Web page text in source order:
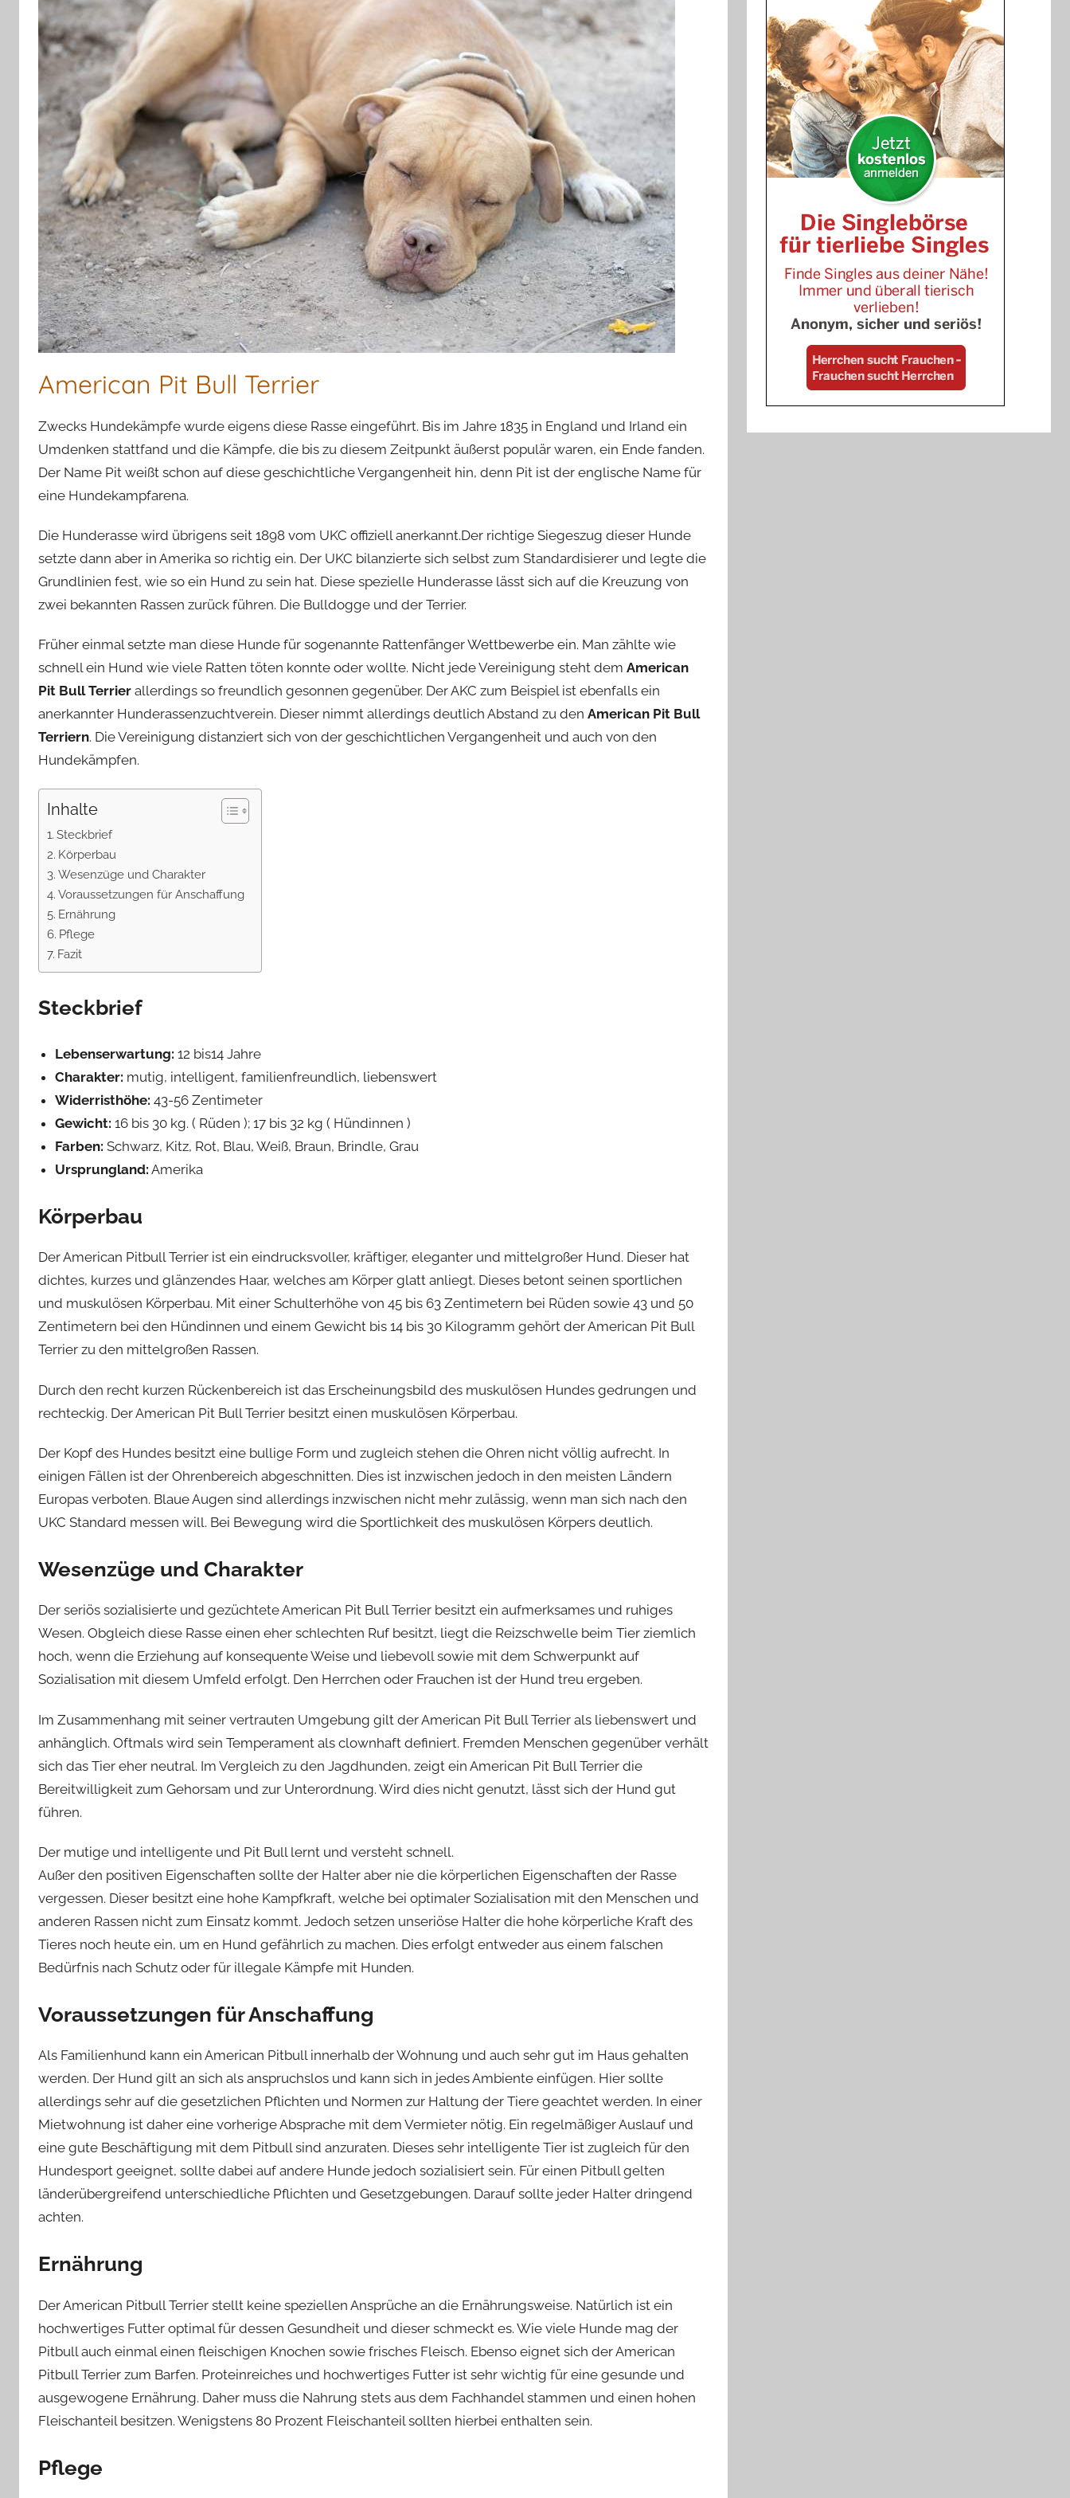
American Pit Bull Terrier
Zwecks Hundekämpfe wurde eigens diese Rasse eingeführt. Bis im Jahre 1835 in England und Irland ein
Umdenken stattfand und die Kämpfe, die bis zu diesem Zeitpunkt äußerst populär waren, ein Ende fanden.
Der Name Pit weißt schon auf diese geschichtliche Vergangenheit hin, denn Pit ist der englische Name für
eine Hundekampfarena.
Die Hunderasse wird übrigens seit 1898 vom UKC offiziell anerkannt.Der richtige Siegeszug dieser Hunde
setzte dann aber in Amerika so richtig ein. Der UKC bilanzierte sich selbst zum Standardisierer und legte die
Grundlinien fest, wie so ein Hund zu sein hat. Diese spezielle Hunderasse lässt sich auf die Kreuzung von
zwei bekannten Rassen zurück führen. Die Bulldogge und der Terrier.
Früher einmal setzte man diese Hunde für sogenannte Rattenfänger Wettbewerbe ein. Man zählte wie
schnell ein Hund wie viele Ratten töten konnte oder wollte. Nicht jede Vereinigung steht dem American
Pit Bull Terrier allerdings so freundlich gesonnen gegenüber. Der AKC zum Beispiel ist ebenfalls ein
anerkannter Hunderassenzuchtverein. Dieser nimmt allerdings deutlich Abstand zu den American Pit Bull
Terriern. Die Vereinigung distanziert sich von der geschichtlichen Vergangenheit und auch von den
Hundekämpfen.
Inhalte
Steckbrief
Körperbau
Wesenzüge und Charakter
Voraussetzungen für Anschaffung
Ernährung
Pflege
Fazit
Steckbrief
Lebenserwartung: 12 bis14 Jahre
Charakter: mutig, intelligent, familienfreundlich, liebenswert
Widerristhöhe: 43-56 Zentimeter
Gewicht: 16 bis 30 kg. ( Rüden ); 17 bis 32 kg ( Hündinnen )
Farben: Schwarz, Kitz, Rot, Blau, Weiß, Braun, Brindle, Grau
Ursprungland: Amerika
Körperbau
Der American Pitbull Terrier ist ein eindrucksvoller, kräftiger, eleganter und mittelgroßer Hund. Dieser hat
dichtes, kurzes und glänzendes Haar, welches am Körper glatt anliegt. Dieses betont seinen sportlichen
und muskulösen Körperbau. Mit einer Schulterhöhe von 45 bis 63 Zentimetern bei Rüden sowie 43 und 50
Zentimetern bei den Hündinnen und einem Gewicht bis 14 bis 30 Kilogramm gehört der American Pit Bull
Terrier zu den mittelgroßen Rassen.
Durch den recht kurzen Rückenbereich ist das Erscheinungsbild des muskulösen Hundes gedrungen und
rechteckig. Der American Pit Bull Terrier besitzt einen muskulösen Körperbau.
Der Kopf des Hundes besitzt eine bullige Form und zugleich stehen die Ohren nicht völlig aufrecht. In
einigen Fällen ist der Ohrenbereich abgeschnitten. Dies ist inzwischen jedoch in den meisten Ländern
Europas verboten. Blaue Augen sind allerdings inzwischen nicht mehr zulässig, wenn man sich nach den
UKC Standard messen will. Bei Bewegung wird die Sportlichkeit des muskulösen Körpers deutlich.
Wesenzüge und Charakter
Der seriös sozialisierte und gezüchtete American Pit Bull Terrier besitzt ein aufmerksames und ruhiges
Wesen. Obgleich diese Rasse einen eher schlechten Ruf besitzt, liegt die Reizschwelle beim Tier ziemlich
hoch, wenn die Erziehung auf konsequente Weise und liebevoll sowie mit dem Schwerpunkt auf
Sozialisation mit diesem Umfeld erfolgt. Den Herrchen oder Frauchen ist der Hund treu ergeben.
Im Zusammenhang mit seiner vertrauten Umgebung gilt der American Pit Bull Terrier als liebenswert und
anhänglich. Oftmals wird sein Temperament als clownhaft definiert. Fremden Menschen gegenüber verhält
sich das Tier eher neutral. Im Vergleich zu den Jagdhunden, zeigt ein American Pit Bull Terrier die
Bereitwilligkeit zum Gehorsam und zur Unterordnung. Wird dies nicht genutzt, lässt sich der Hund gut
führen.
Der mutige und intelligente und Pit Bull lernt und versteht schnell.
Außer den positiven Eigenschaften sollte der Halter aber nie die körperlichen Eigenschaften der Rasse
vergessen. Dieser besitzt eine hohe Kampfkraft, welche bei optimaler Sozialisation mit den Menschen und
anderen Rassen nicht zum Einsatz kommt. Jedoch setzen unseriöse Halter die hohe körperliche Kraft des
Tieres noch heute ein, um en Hund gefährlich zu machen. Dies erfolgt entweder aus einem falschen
Bedürfnis nach Schutz oder für illegale Kämpfe mit Hunden.
Voraussetzungen für Anschaffung
Als Familienhund kann ein American Pitbull innerhalb der Wohnung und auch sehr gut im Haus gehalten
werden. Der Hund gilt an sich als anspruchslos und kann sich in jedes Ambiente einfügen. Hier sollte
allerdings sehr auf die gesetzlichen Pflichten und Normen zur Haltung der Tiere geachtet werden. In einer
Mietwohnung ist daher eine vorherige Absprache mit dem Vermieter nötig. Ein regelmäßiger Auslauf und
eine gute Beschäftigung mit dem Pitbull sind anzuraten. Dieses sehr intelligente Tier ist zugleich für den
Hundesport geeignet, sollte dabei auf andere Hunde jedoch sozialisiert sein. Für einen Pitbull gelten
länderübergreifend unterschiedliche Pflichten und Gesetzgebungen. Darauf sollte jeder Halter dringend
achten.
Ernährung
Der American Pitbull Terrier stellt keine speziellen Ansprüche an die Ernährungsweise. Natürlich ist ein
hochwertiges Futter optimal für dessen Gesundheit und dieser schmeckt es. Wie viele Hunde mag der
Pitbull auch einmal einen fleischigen Knochen sowie frisches Fleisch. Ebenso eignet sich der American
Pitbull Terrier zum Barfen. Proteinreiches und hochwertiges Futter ist sehr wichtig für eine gesunde und
ausgewogene Ernährung. Daher muss die Nahrung stets aus dem Fachhandel stammen und einen hohen
Fleischanteil besitzen. Wenigstens 80 Prozent Fleischanteil sollten hierbei enthalten sein.
Pflege